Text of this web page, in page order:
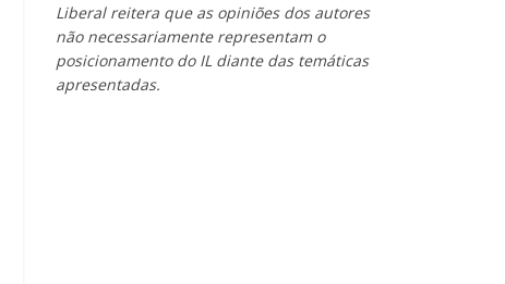
Liberal reitera que as opiniões dos autores
não necessariamente representam o
posicionamento do IL diante das temáticas
apresentadas.